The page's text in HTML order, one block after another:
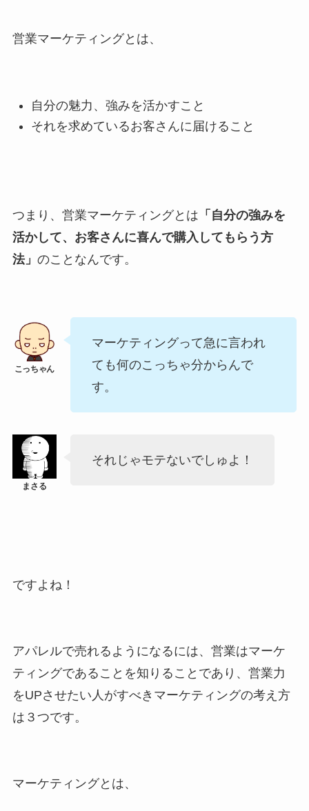
営業マーケティングとは、
自分の魅力、強みを活かすこと
それを求めているお客さんに届けること
つまり、営業マーケティングとは 「自分の強みを
活かして、お客さんに喜んで購入してもらう方
法」 のことなんです。
マーケティングって急に言われ
ても何のこっちゃ分からんで
す。
それじゃモテないでしゅよ！
ですよね！
アパレルで売れるようになるには、営業はマーケ
ティングであることを知りることであり、営業力
をUPさせたい人がすべきマーケティングの考え方
は３つです。
マーケティングとは、